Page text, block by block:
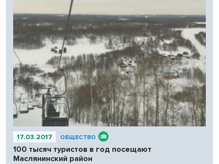
17.03.2017 ОБЩЕСТВО
100 тысяч туристов в год посещают
Маслянинский район